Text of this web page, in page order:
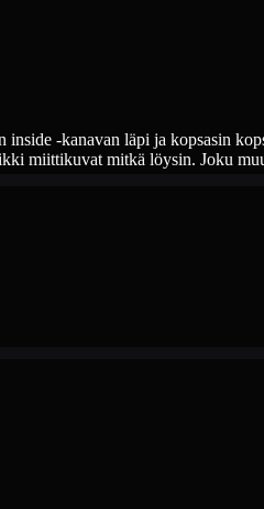
inside -kanavan läpi ja kopsasin
miittikuvat mitkä löysin. Joku